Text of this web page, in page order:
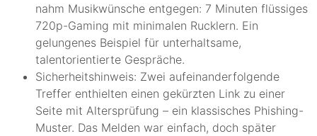
nahm Musikwünsche entgegen: 7 Minuten flüssiges
720p-Gaming mit minimalen Rucklern. Ein
gelungenes Beispiel für unterhaltsame,
talentorientierte Gespräche.
Sicherheitshinweis: Zwei aufeinanderfolgende
Treffer enthielten einen gekürzten Link zu einer
Seite mit Altersprüfung – ein klassisches Phishing-
Muster. Das Melden war einfach, doch später